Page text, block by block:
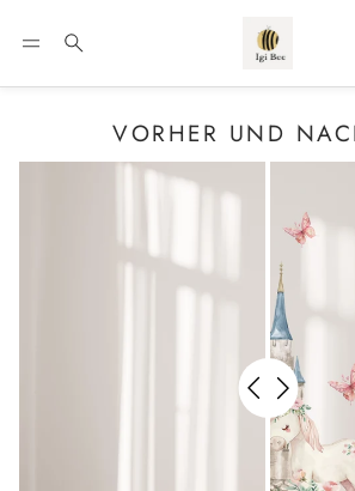
Suche
VORHER UND